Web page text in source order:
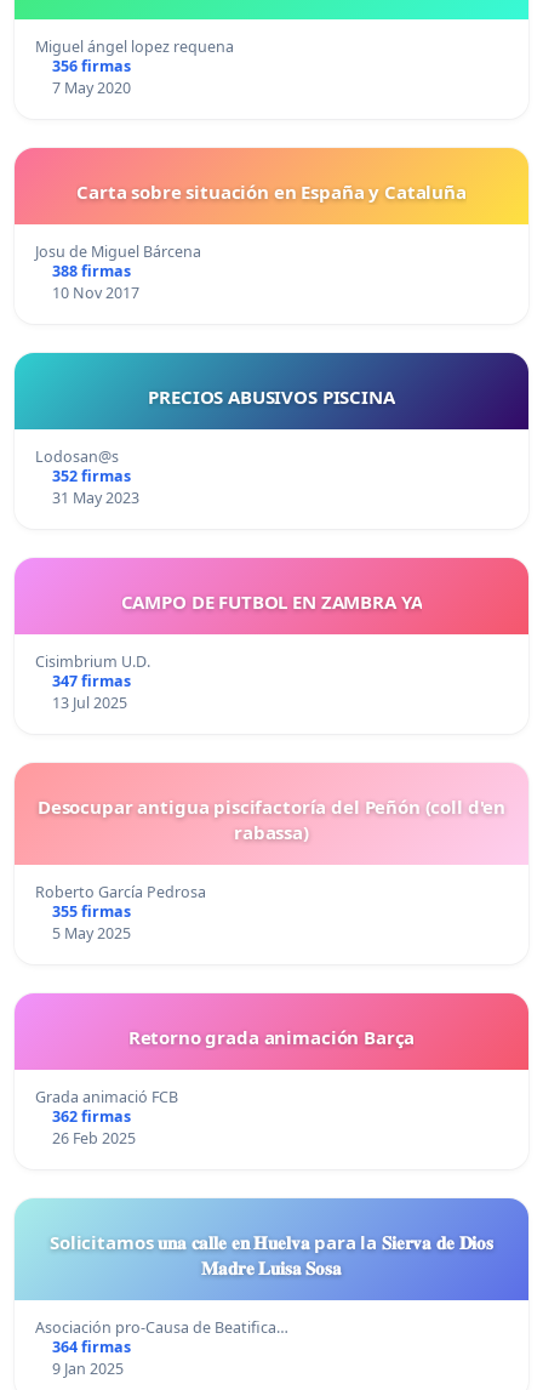
Miguel ángel lopez requena
356 firmas
7 May 2020
Carta sobre situación en España y Cataluña
Josu de Miguel Bárcena
388 firmas
10 Nov 2017
PRECIOS ABUSIVOS PISCINA
Lodosan@s
352 firmas
31 May 2023
CAMPO DE FUTBOL EN ZAMBRA YA
Cisimbrium U.D.
347 firmas
13 Jul 2025
Desocupar antigua piscifactoría del Peñón (coll d'en
rabassa)
Roberto García Pedrosa
355 firmas
5 May 2025
Retorno grada animación Barça
Grada animació FCB
362 firmas
26 Feb 2025
Solicitamos 𝐮𝐧𝐚 𝐜𝐚𝐥𝐥𝐞 𝐞𝐧 𝐇𝐮𝐞𝐥𝐯𝐚 para la 𝐒𝐢𝐞𝐫𝐯𝐚 𝐝𝐞 𝐃𝐢𝐨𝐬
𝐌𝐚𝐝𝐫𝐞 𝐋𝐮𝐢𝐬𝐚 𝐒𝐨𝐬𝐚
Asociación pro-Causa de Beatifica…
364 firmas
9 Jan 2025